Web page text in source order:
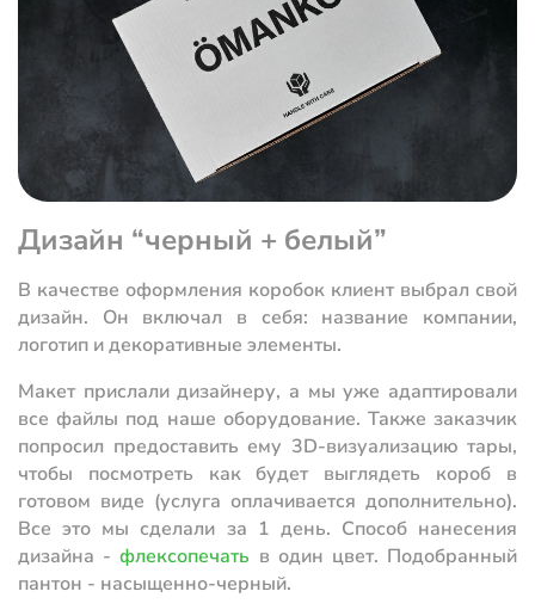
Дизайн “черный + белый”
В качестве оформления коробок клиент выбрал свой
дизайн. Он включал в себя: название компании,
логотип и декоративные элементы.
Макет прислали дизайнеру, а мы уже адаптировали
все файлы под наше оборудование. Также заказчик
попросил предоставить ему 3D-визуализацию тары,
чтобы посмотреть как будет выглядеть короб в
готовом виде (услуга оплачивается дополнительно).
Все это мы сделали за 1 день. Способ нанесения
дизайна -флексопечать в один цвет. Подобранный
пантон - насыщенно-черный.